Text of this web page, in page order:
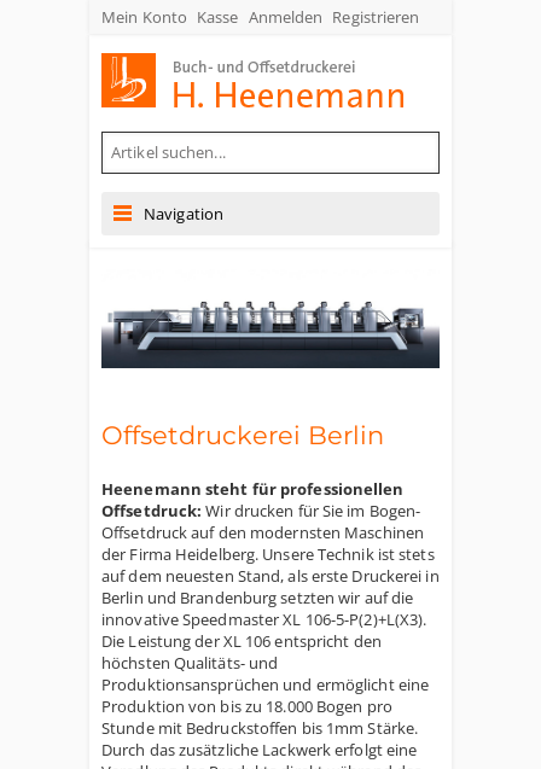
Mein Konto Kasse Anmelden Registrieren
Navigation
Offsetdruckerei Berlin
Heenemann steht für professionellen
Offsetdruck: Wir drucken für Sie im Bogen-
Offsetdruck auf den modernsten Maschinen
der Firma Heidelberg. Unsere Technik ist stets
auf dem neuesten Stand, als erste Druckerei in
Berlin und Brandenburg setzten wir auf die
innovative Speedmaster XL 106-5-P(2)+L(X3).
Die Leistung der XL 106 entspricht den
höchsten Qualitäts- und
Produktionsansprüchen und ermöglicht eine
Produktion von bis zu 18.000 Bogen pro
Stunde mit Bedruckstoffen bis 1mm Stärke.
Durch das zusätzliche Lackwerk erfolgt eine